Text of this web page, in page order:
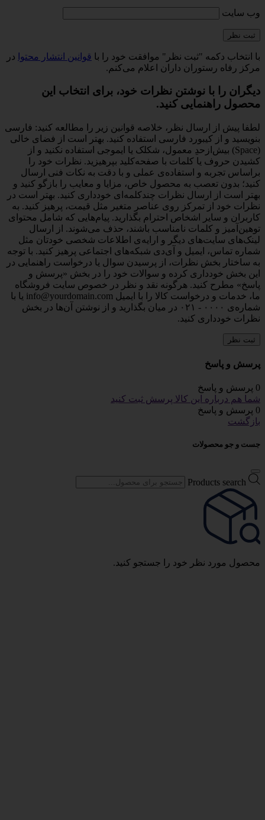
وب‌ سایت
با انتخاب دکمه "ثبت نظر" موافقت خود را با قوانین انتشار محتوا در
مرکز رفاه رستوران داران اعلام می‌کنم.
دیگران را با نوشتن نظرات خود، برای انتخاب این
محصول راهنمایی کنید.
لطفا پیش از ارسال نظر، خلاصه قوانین زیر را مطالعه کنید: فارسی
بنویسید و از کیبورد فارسی استفاده کنید. بهتر است از فضای خالی
(Space) بیش‌از‌حدِ معمول، شکلک یا ایموجی استفاده نکنید و از
کشیدن حروف یا کلمات با صفحه‌کلید بپرهیزید. نظرات خود را
براساس تجربه و استفاده‌ی عملی و با دقت به نکات فنی ارسال
کنید؛ بدون تعصب به محصول خاص، مزایا و معایب را بازگو کنید و
بهتر است از ارسال نظرات چندکلمه‌‌ای خودداری کنید. بهتر است در
نظرات خود از تمرکز روی عناصر متغیر مثل قیمت، پرهیز کنید. به
کاربران و سایر اشخاص احترام بگذارید. پیام‌هایی که شامل محتوای
توهین‌آمیز و کلمات نامناسب باشند، حذف می‌شوند. از ارسال
لینک‌های سایت‌های دیگر و ارایه‌ی اطلاعات شخصی خودتان مثل
شماره تماس، ایمیل و آی‌دی شبکه‌های اجتماعی پرهیز کنید. با توجه
به ساختار بخش نظرات، از پرسیدن سوال یا درخواست راهنمایی در
این بخش خودداری کرده و سوالات خود را در بخش «پرسش و
پاسخ» مطرح کنید. هرگونه نقد و نظر در خصوص سایت فروشگاه
ما، خدمات و درخواست کالا را با ایمیل info@yourdomain.com یا با
شماره‌ی ۰۰۰۰ - ۰۲۱ در میان بگذارید و از نوشتن آن‌ها در بخش
نظرات خودداری کنید.
ثبت نظر
پرسش و پاسخ
0 پرسش و پاسخ
شما هم درباره این کالا پرسش ثبت کنید
0 پرسش و پاسخ
بازگشت
جست و جو محصولات
Products search
محصول مورد نظر خود را جستجو کنید.